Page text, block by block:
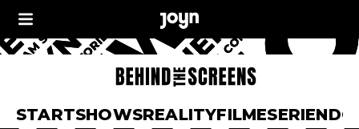
STARTSHOWSREALITYFILMESERIEN